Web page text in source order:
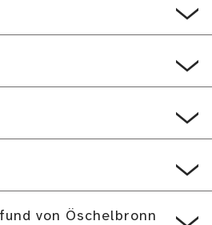
von Öschelbronn